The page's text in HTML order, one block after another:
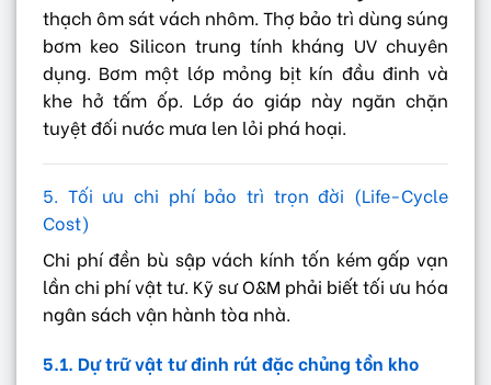
thạch ôm sát vách nhôm. Thợ bảo trì dùng súng
bơm keo Silicon trung tính kháng UV chuyên
dụng. Bơm một lớp mỏng bịt kín đầu đinh và
khe hở tấm ốp. Lớp áo giáp này ngăn chặn
tuyệt đối nước mưa len lỏi phá hoại.
5. Tối ưu chi phí bảo trì trọn đời (Life-Cycle
Cost)
Chi phí đền bù sập vách kính tốn kém gấp vạn
lần chi phí vật tư. Kỹ sư O&M phải biết tối ưu hóa
ngân sách vận hành tòa nhà.
5.1. Dự trữ vật tư đinh rút đặc chủng tồn kho